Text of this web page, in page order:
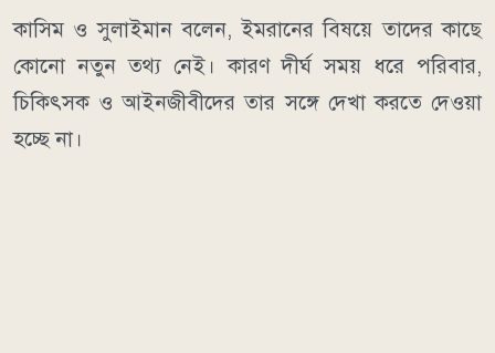
কাসিম ও সুলাইমান বলেন, ইমরানের বিষয়ে তাদের কাছে
কোনো নতুন তথ্য নেই। কারণ দীর্ঘ সময় ধরে পরিবার,
চিকিৎসক ও আইনজীবীদের তার সঙ্গে দেখা করতে দেওয়া
হচ্ছে না।